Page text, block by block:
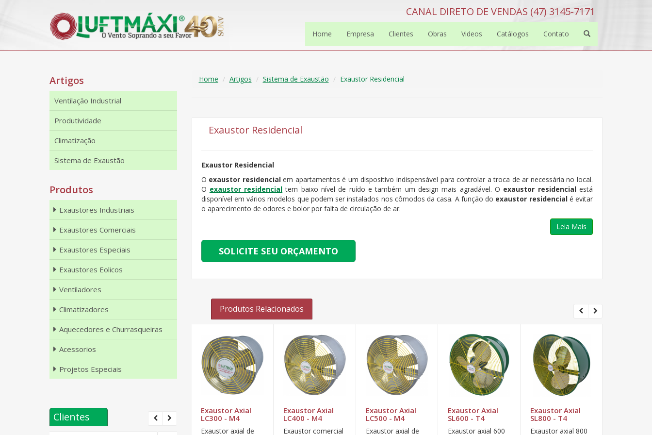
CANAL DIRETO DE VENDAS (47) 3145-7171
Home Empresa Clientes Obras Videos Catálogos Contato
Home Artigos Sistema de Exaustão Exaustor Residencial
Exaustor Residencial
Exaustor Residencial
O exaustor residencialem apartamentos é um dispositivo indispensável para controlar a troca de ar necessária no local.
O exaustor residencial tem baixo nível de ruído e também um design mais agradável. O exaustor residencialestá
disponível em vários modelos que podem ser instalados nos cômodos da casa. A função do exaustor residencialé evitar
o aparecimento de odores e bolor por falta de circulação de ar.
Leia Mais
SOLICITE SEU ORÇAMENTO
Produtos Relacionados
Exaustor Axial
SL300 - T4
SL400 - T4
Exaustor Axial
LC300 - M4
Exaustor axial de
Exaustor Axial
LC400 - M4
Exaustor comercial
Exaustor Axial
LC500 - M4
Exaustor axial de
Exaustor Axial
SL600 - T4
Exaustor axial 600
Exaustor Axial
SL800 - T4
Exaustor axial 800
Artigos
Ventilação Industrial
Produtividade
Climatização
Sistema de Exaustão
Produtos
Exaustores Industriais
Exaustores Comerciais
Exaustores Especiais
Exaustores Eolicos
Ventiladores
Climatizadores
Aquecedores e Churrasqueiras
Acessorios
Projetos Especiais
Clientes